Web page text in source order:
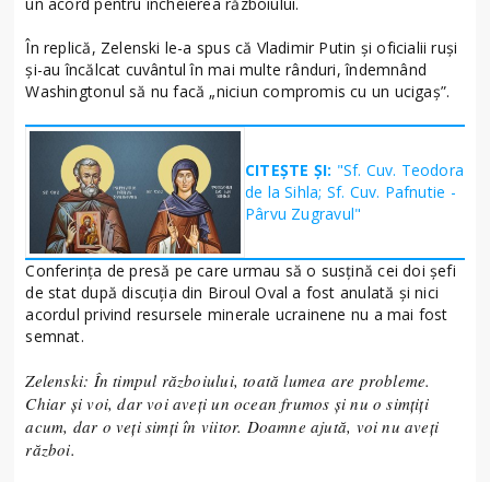
În replică, Zelenski le-a spus că Vladimir Putin și oficialii ruși
și-au încălcat cuvântul în mai multe rânduri, îndemnând
Washingtonul să nu facă „niciun compromis cu un ucigaș”.
CITEȘTE ȘI: "Sf. Cuv. Teodora
de la Sihla; Sf. Cuv. Pafnutie -
Pârvu Zugravul"
Conferința de presă pe care urmau să o susțină cei doi șefi
de stat după discuția din Biroul Oval a fost anulată și nici
acordul privind resursele minerale ucrainene nu a mai fost
semnat.
Zelenski: În timpul războiului, toată lumea are probleme.
Chiar și voi, dar voi aveți un ocean frumos și nu o simțiți
acum, dar o veți simți în viitor. Doamne ajută, voi nu aveți
război.